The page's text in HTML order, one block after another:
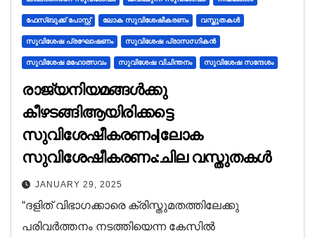
ഫേസ്ബുക്ക് പോസ്റ്റ് ലോക സുവിശേഷീകരണം വസ്തുതകൾ
സുവിശേഷ പ്രഘോഷണം സുവിശേഷ പ്രാസ൦ഗികൻ
സുവിശേഷ മഹോത്സവം സുവിശേഷ വിചിന്തനം സുവിശേഷ സന്ദേശം
രാജ്യനിയമങ്ങൾക്കു
കീഴടങ്ങിആയിരിക്കട്ടെ
സുവിശേഷീകരണം|ലോക
സുവിശേഷീകരണം:ചില വസ്തുതകള്‍
JANUARY 29, 2025
“ദളിത് വിഭാഗക്കാരെ ക്രിസ്തുമതത്തിലേക്കു
പരിവര്‍ത്തനം നടത്തിയെന്ന കേസില്‍